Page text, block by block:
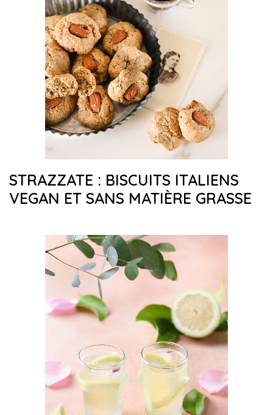
STRAZZATE : BISCUITS ITALIENS
VEGAN ET SANS MATIÈRE GRASSE